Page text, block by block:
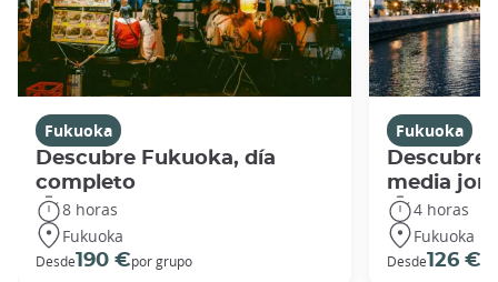
Fukuoka
Descubre Fukuoka, día
completo
8 horas
Fukuoka
Desde190 €por grupo
Fukuoka
Descubre
media
4 horas
Fukuoka
Desde126 €